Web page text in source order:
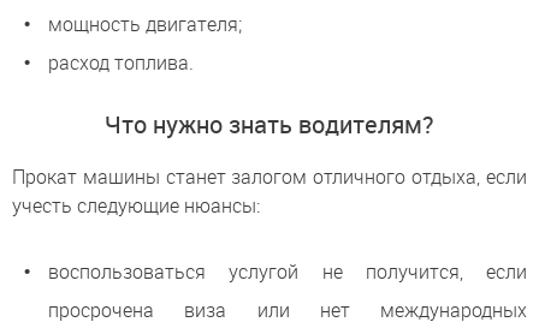
мощность двигателя;
расход топлива.
Что нужно знать водителям?
Прокат машины станет залогом отличного отдыха, если
учесть следующие нюансы:
воспользоваться услугой не получится, если
просрочена виза или нет международных